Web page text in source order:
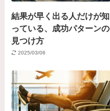
結果が早く出る人だけが知
っている、成功パターンの
見つけ方
2025/03/06